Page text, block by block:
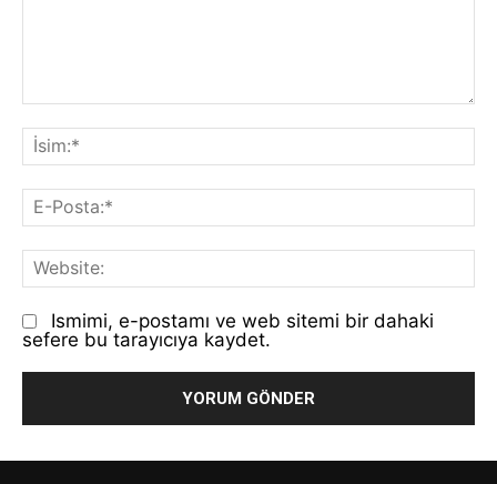
Yorum:
E-
Ismimi, e-postamı ve web sitemi bir dahaki
sefere bu tarayıcıya kaydet.